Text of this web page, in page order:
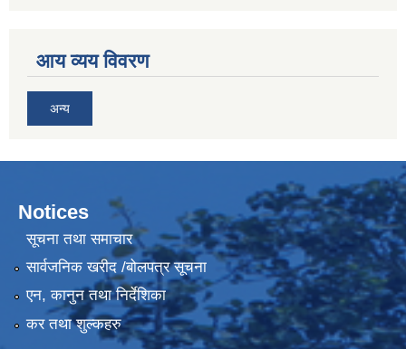
आय व्यय विवरण
अन्य
Notices
सूचना तथा समाचार
सार्वजनिक खरीद /बोलपत्र सूचना
एन, कानुन तथा निर्देशिका
कर तथा शुल्कहरु